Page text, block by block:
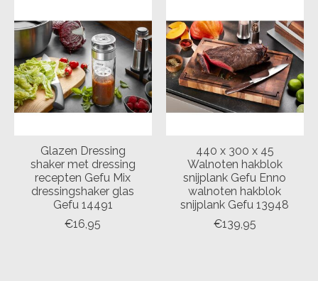
Glazen Dressing
shaker met dressing
recepten Gefu Mix
dressingshaker glas
Gefu 14491
€16,95
440 x 300 x 45
Walnoten hakblok
snijplank Gefu Enno
walnoten hakblok
snijplank Gefu 13948
€139,95